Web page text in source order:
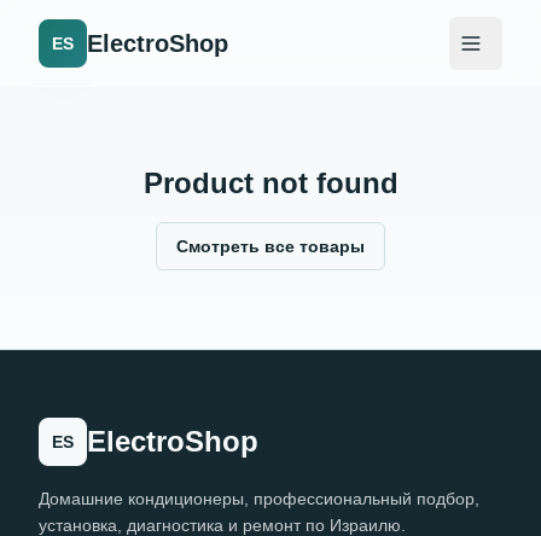
ES ElectroShop
Product not found
Смотреть все товары
ES ElectroShop
Домашние кондиционеры, профессиональный подбор,
установка, диагностика и ремонт по Израилю.